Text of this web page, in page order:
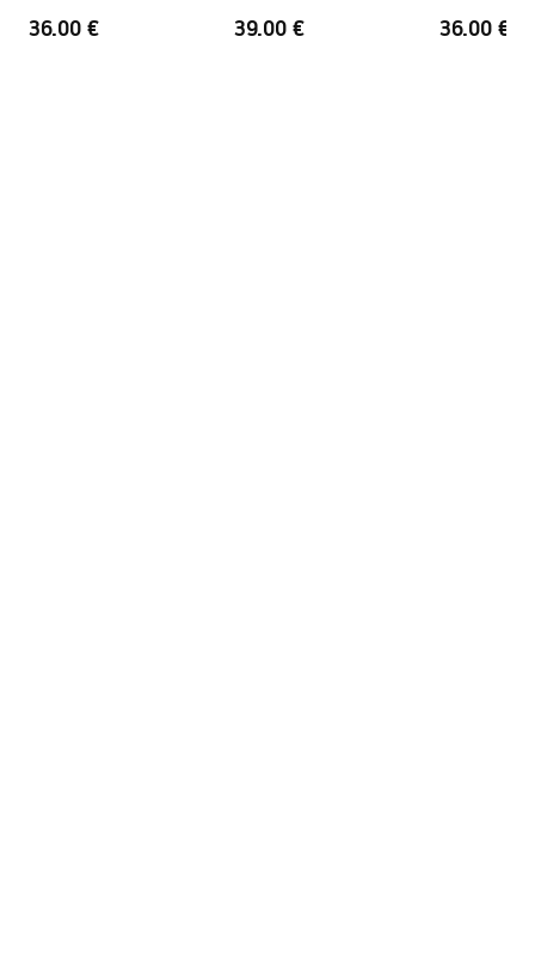
36.00 € 39.00 € 36.00 €